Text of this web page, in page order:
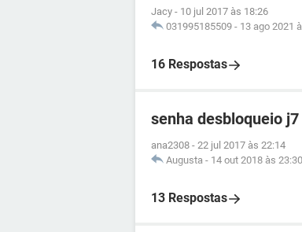
Jacy - 10 jul 2017 às 18:26
031995185509 - 13 ago 2021
16 Respostas
senha desbloqueio
ana2308 - 22 jul 2017 às 22:14
Augusta - 14 out 2018 às 23:30
13 Respostas